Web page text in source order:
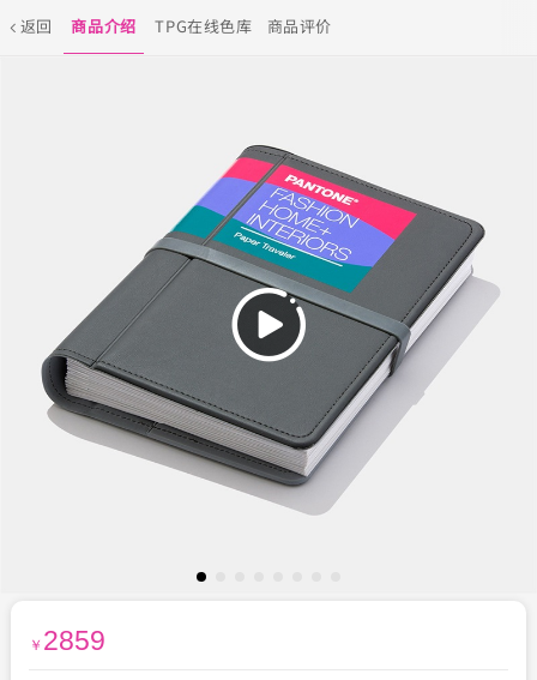
返回 商品介绍 TPG在线色库 商品评价
￥ 2859